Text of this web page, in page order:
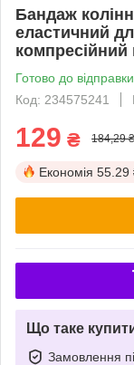
Бандаж
еластичний
компресійний
Готово до відправки
Код: 234575241
129 ₴ 184,29 ₴
Економія 55.29
Що таке
Замовлення